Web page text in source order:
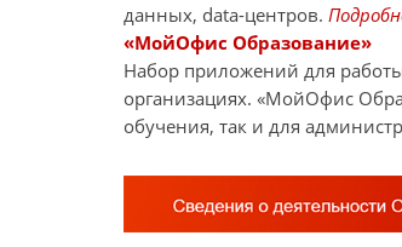
данных, data-центров.
«МойОфис Образование»
Набор приложений для
организациях. «МойОфис
обучения, так и для